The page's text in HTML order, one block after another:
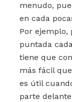
menudo,
en cada
Por ejemplo,
puntada
tiene que
más fácil
es útil
parte